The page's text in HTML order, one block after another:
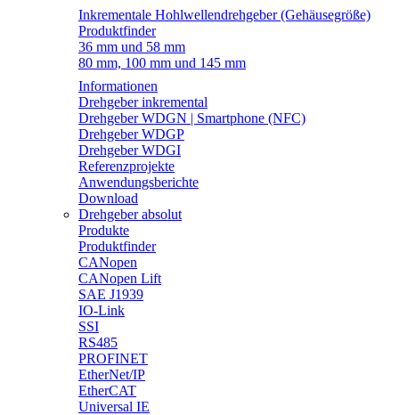
Inkrementale Hohlwellendrehgeber (Gehäusegröße)
Produktfinder
36 mm und 58 mm
80 mm, 100 mm und 145 mm
Informationen
Drehgeber inkremental
Drehgeber WDGN | Smartphone (NFC)
Drehgeber WDGP
Drehgeber WDGI
Referenzprojekte
Anwendungsberichte
Download
Drehgeber absolut
Produkte
Produktfinder
CANopen
CANopen Lift
SAE J1939
IO-Link
SSI
RS485
PROFINET
EtherNet/IP
EtherCAT
Universal IE